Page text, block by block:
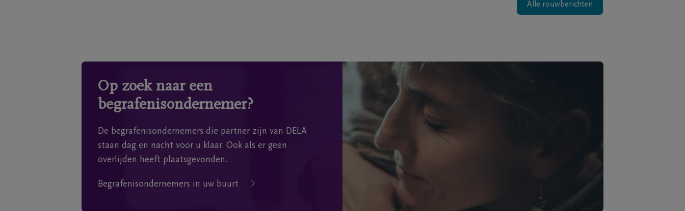
Alle rouwberichten
Op zoek naar een
begrafenisondernemer?
De begrafenisondernemers die partner zijn van DELA
staan dag en nacht voor u klaar. Ook als er geen
overlijden heeft plaatsgevonden.
Begrafenisondernemers in uw buurt